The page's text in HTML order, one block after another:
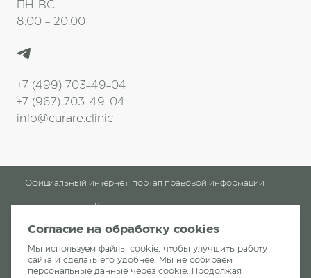
ПН-ВС
8:00 - 20:00
+7 (499) 703-49-04
+7 (967) 703-49-04
info@curare.clinic
Официальный интернет-портал правовой информации
Клинические рекомендации
Клиника «Кураре-Хирургия»
Согласие на обработку cookies
Мы используем файлы cookie, чтобы улучшить работу
сайта и сделать его удобнее. Мы не собираем
персональные данные через cookie. Продолжая